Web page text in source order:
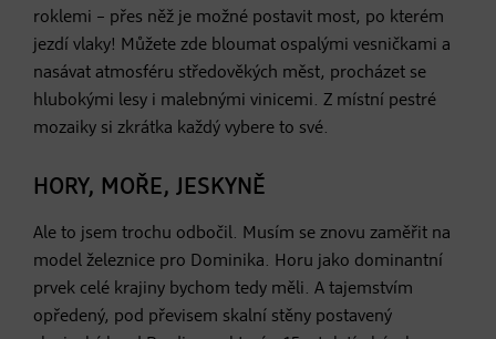
roklemi – přes něž je možné postavit most, po kterém
jezdí vlaky! Můžete zde bloumat ospalými vesničkami a
nasávat atmosféru středověkých měst, procházet se
hlubokými lesy i malebnými vinicemi. Z místní pestré
mozaiky si zkrátka každý vybere to své.
HORY, MOŘE, JESKYNĚ
Ale to jsem trochu odbočil. Musím se znovu zaměřit na
model železnice pro Dominika. Horu jako dominantní
prvek celé krajiny bychom tedy měli. A tajemstvím
opředený, pod převisem skalní stěny postavený